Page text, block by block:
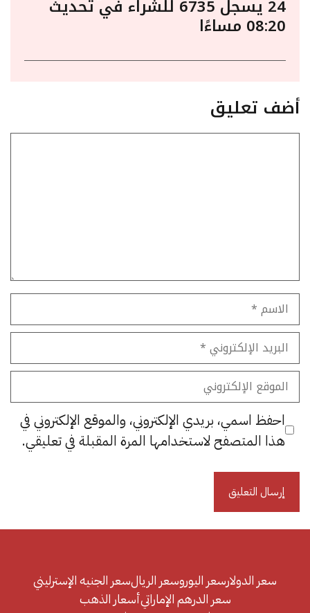
24 يسجل 6735 للشراء في تحديث
08:20 مساءًا
أضف تعليق
الاسم
البريد
الإلكتروني
الموقع
الإلكتروني
احفظ اسمي، بريدي الإلكتروني، والموقع الإلكتروني في
هذا المتصفح لاستخدامها المرة المقبلة في تعليقي.
سعر الدولارسعر اليوروسعر الريالسعر الجنيه الإسترليني
سعر الدرهم الإماراتيأسعار الذهب